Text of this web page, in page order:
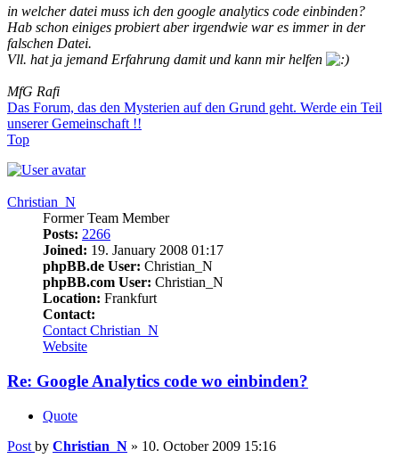
in welcher datei muss ich den google analytics code einbinden?
Hab schon einiges probiert aber irgendwie war es immer in der
falschen Datei.
Vll. hat ja jemand Erfahrung damit und kann mir helfen
MfG Rafi
Das Forum, das den Mysterien auf den Grund geht. Werde ein Teil
unserer Gemeinschaft !!
Top
Christian_N
Former Team Member
Posts: 2266
Joined: 19. January 2008 01:17
phpBB.de User: Christian_N
phpBB.com User: Christian_N
Location: Frankfurt
Contact:
Contact Christian_N
Website
Re: Google Analytics code wo einbinden?
Quote
Post by Christian_N » 10. October 2009 15:16